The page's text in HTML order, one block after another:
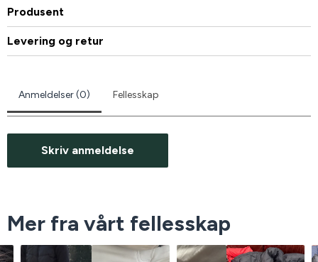
Produsent
Levering og retur
Anmeldelser (0) Fellesskap
Skriv anmeldelse
Mer fra vårt fellesskap